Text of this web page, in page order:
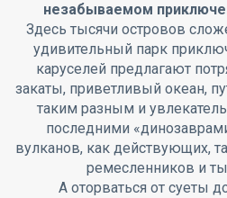
незабываемом
Здесь тысячи островов
удивительный парк
каруселей предлагают
закаты, приветливый океан,
таким разным и
последними
вулканов, как действующих,
ремесленников и
А оторваться от суеты